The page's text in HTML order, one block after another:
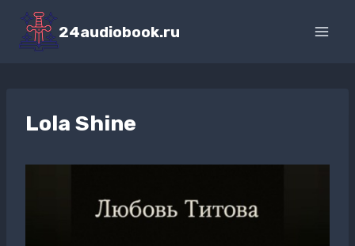
Перейти
содержимому
24audiobook.ru
Lola Shine